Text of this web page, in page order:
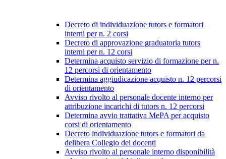
Decreto di individuazione tutors e formatori
interni per n. 2 corsi
Decreto di approvazione graduatoria tutors
interni per n. 12 corsi
Determina acquisto servizio di formazione per n.
12 percorsi di orientamento
Determina aggiudicazione acquisto n. 12 percorsi
di orientamento
Avviso rivolto al personale docente interno per
attribuzione incarichi di tutors n. 12 percorsi
Determina avvio trattativa MePA per acquisto
corsi di orientamento
Decreto individuazione tutors e formatori da
delibera Collegio dei docenti
Avviso rivolto al personale interno disponibilità